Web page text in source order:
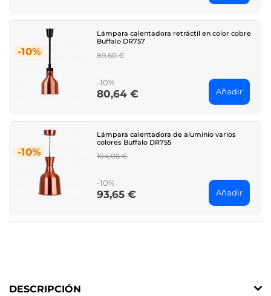
-10%
Lámpara calentadora retráctil en color cobre
Buffalo DR757
Regular
89,60 €
-10%
Price
80,64 € Añadir
-10%
Lámpara calentadora de aluminio varios
colores Buffalo DR755
Regular
104,06 €
-10%
Price
93,65 € Añadir
DESCRIPCIÓN